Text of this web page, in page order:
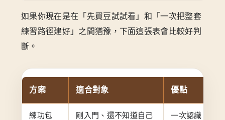
如果你現在是在「先買豆試試看」和「一次把整套
練習路徑建好」之間猶豫，下面這張表會比較好判
斷。
方案 適合對象 優點
練功包
剛入門、還不知道自己
一次認識 8 款